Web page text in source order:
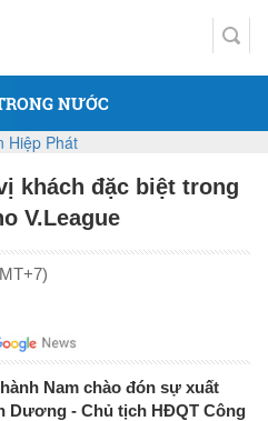
NƯỚC
khách đặc biệt trong
V.League
Nam chào đón sự xuất
Dương - Chủ tịch HĐQT Công